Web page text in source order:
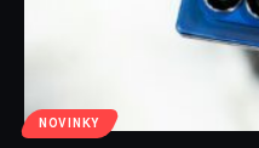
NOVINKY